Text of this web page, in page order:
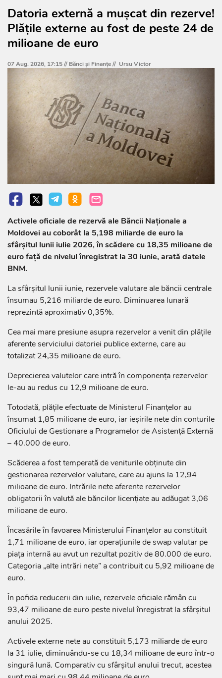
Datoria externă a mușcat din rezerve!
Plățile externe au fost de peste 24 de
milioane de euro
07 Aug. 2026, 17:15 // Bănci şi Finanţe// Ursu Victor
Activele oficiale de rezervă ale Băncii Naționale a
Moldovei au coborât la 5,198 miliarde de euro la
sfârșitul lunii iulie 2026, în scădere cu 18,35 milioane de
euro față de nivelul înregistrat la 30 iunie, arată datele
BNM.
La sfârșitul lunii iunie, rezervele valutare ale băncii centrale
însumau 5,216 miliarde de euro. Diminuarea lunară
reprezintă aproximativ 0,35%.
Cea mai mare presiune asupra rezervelor a venit din plățile
aferente serviciului datoriei publice externe, care au
totalizat 24,35 milioane de euro.
Deprecierea valutelor care intră în componența rezervelor
le-au au redus cu 12,9 milioane de euro.
Totodată, plățile efectuate de Ministerul Finanțelor au
însumat 1,85 milioane de euro, iar ieșirile nete din conturile
Oficiului de Gestionare a Programelor de Asistență Externă
– 40.000 de euro.
Scăderea a fost temperată de veniturile obținute din
gestionarea rezervelor valutare, care au ajuns la 12,94
milioane de euro. Intrările nete aferente rezervelor
obligatorii în valută ale băncilor licențiate au adăugat 3,06
milioane de euro.
Încasările în favoarea Ministerului Finanțelor au constituit
1,71 milioane de euro, iar operațiunile de swap valutar pe
piața internă au avut un rezultat pozitiv de 80.000 de euro.
Categoria „alte intrări nete” a contribuit cu 5,92 milioane de
euro.
În pofida reducerii din iulie, rezervele oficiale rămân cu
93,47 milioane de euro peste nivelul înregistrat la sfârșitul
anului 2025.
Activele externe nete au constituit 5,173 miliarde de euro
la 31 iulie, diminuându-se cu 18,34 milioane de euro într-o
singură lună. Comparativ cu sfârșitul anului trecut, acestea